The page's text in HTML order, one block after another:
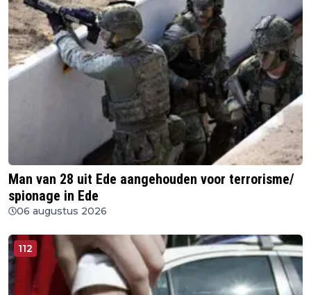
Man van 28 uit Ede aangehouden voor terrorisme/
spionage in Ede
06 augustus 2026
112